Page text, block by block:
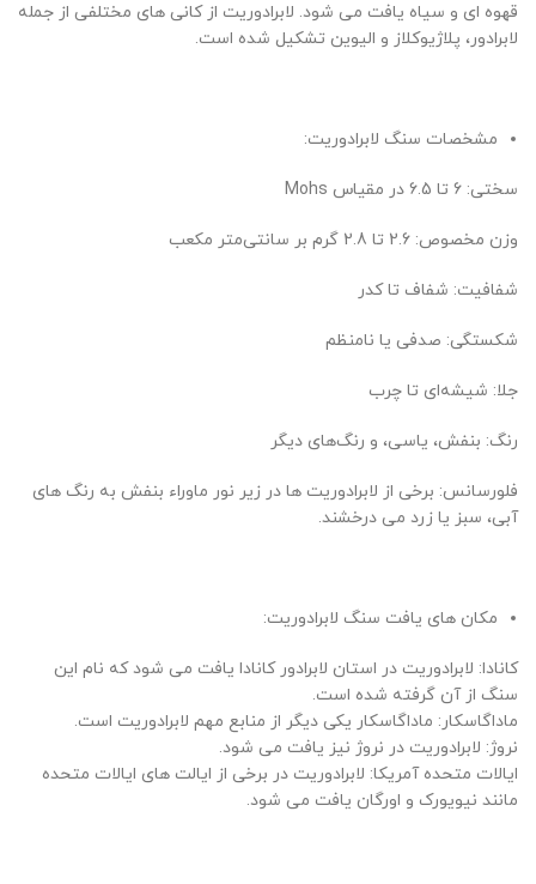
قهوه ای و سیاه یافت می شود. لابرادوریت از کانی های مختلفی از جمله
لابرادور، پلاژیوکلاز و الیوین تشکیل شده است.
مشخصات سنگ لابرادوریت:
سختی: 6 تا 6.5 در مقیاس Mohs
وزن مخصوص: 2.6 تا 2.8 گرم بر سانتی‌متر مکعب
شفافیت: شفاف تا کدر
شکستگی: صدفی یا نامنظم
جلا: شیشه‌ای تا چرب
رنگ: بنفش، یاسی، و رنگ‌های دیگر
فلورسانس: برخی از لابرادوریت ها در زیر نور ماوراء بنفش به رنگ های
آبی، سبز یا زرد می درخشند.
مکان های یافت سنگ لابرادوریت:
کانادا: لابرادوریت در استان لابرادور کانادا یافت می شود که نام این
سنگ از آن گرفته شده است.
ماداگاسکار: ماداگاسکار یکی دیگر از منابع مهم لابرادوریت است.
نروژ: لابرادوریت در نروژ نیز یافت می شود.
ایالات متحده آمریکا: لابرادوریت در برخی از ایالت های ایالات متحده
مانند نیویورک و اورگان یافت می شود.